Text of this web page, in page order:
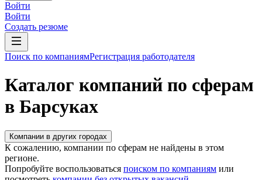
Войти
Войти
Создать резюме
Поиск по компаниямРегистрация работодателя
Каталог компаний по сферам
в Барсуках
Компании в других городах
К сожалению, компании по сферам не найдены в этом
регионе.
Попробуйте воспользоваться поиском по компаниям или